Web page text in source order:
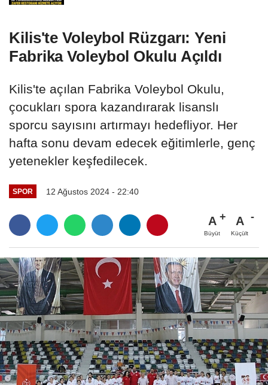
Kilis'te Voleybol Rüzgarı: Yeni
Fabrika Voleybol Okulu Açıldı
Kilis'te açılan Fabrika Voleybol Okulu,
çocukları spora kazandırarak lisanslı
sporcu sayısını artırmayı hedefliyor. Her
hafta sonu devam edecek eğitimlerle, genç
yetenekler keşfedilecek.
SPOR 12 Ağustos 2024 - 22:40
A
Büyüt
A
Küçült